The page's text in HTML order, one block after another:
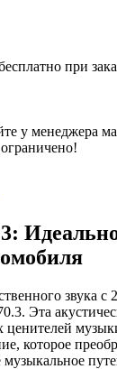
при
у менеджера
звука с
Эта
ценителей
которое